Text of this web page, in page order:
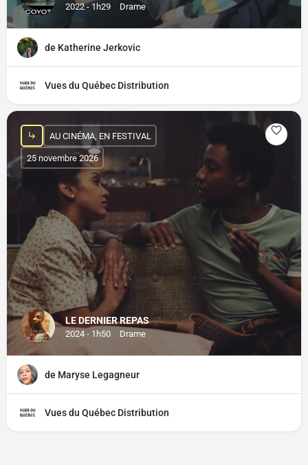
2022 - 1h29 Drame
de Katherine Jerkovic
Vues du Québec Distribution
LE DERNIER REPAS
2024 - 1h50 Drame
AU CINÉMA, EN FESTIVAL
25 novembre 2026
de Maryse Legagneur
Vues du Québec Distribution